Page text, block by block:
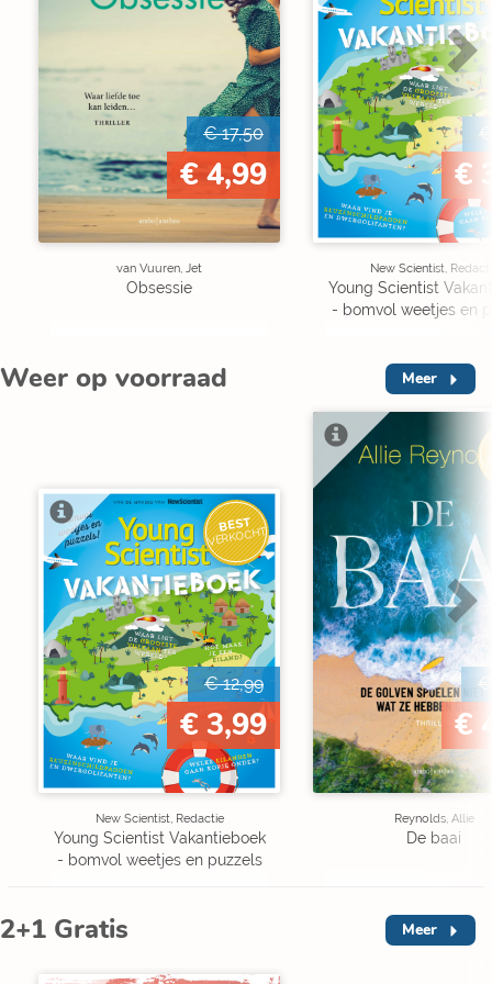
€ 17,50
€ 4,99
van Vuuren, Jet
Obsessie
€
New Scientist,
Young Scientist
- bomvol weetjes en
Weer op voorraad Meer
BEST
VERKOCHT
€ 12,99
€ 3,99
New Scientist, Redactie
Young Scientist Vakantieboek
- bomvol weetjes en puzzels
€
€
Reynolds, Allie
De baai
2+1 Gratis Meer